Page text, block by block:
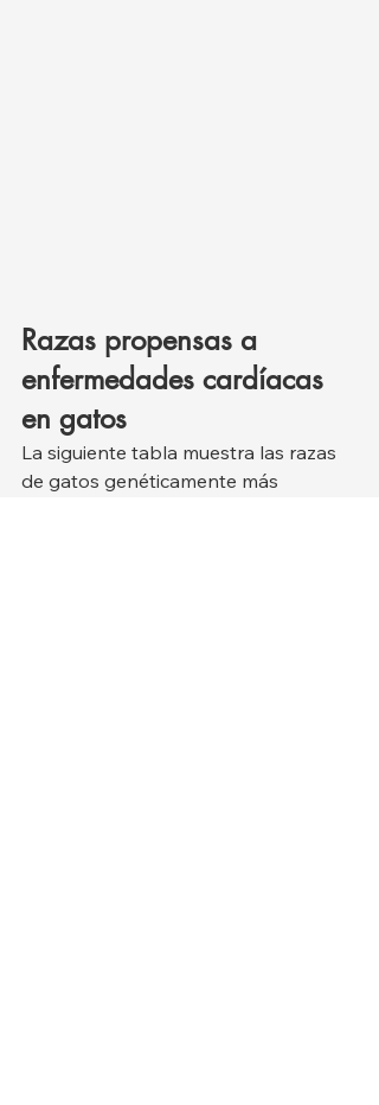
Razas propensas a
enfermedades cardíacas
en gatos
La siguiente tabla muestra las razas
de gatos genéticamente más